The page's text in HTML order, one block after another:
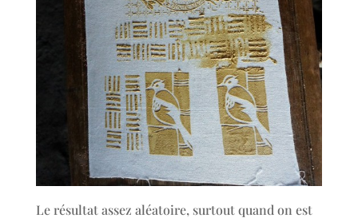
Le résultat assez aléatoire, surtout quand on est